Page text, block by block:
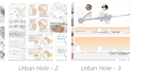
Urban Hole – 2 Urban Hole – 3